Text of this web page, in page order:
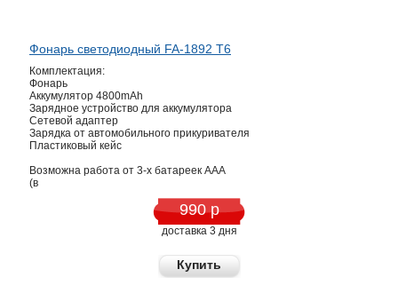
Фонарь светодиодный FA-1892 Т6
Комплектация:
Фонарь
Аккумулятор 4800mAh
Зарядное устройство для аккумулятора
Сетевой адаптер
Зарядка от автомобильного прикуривателя
Пластиковый кейс
Возможна работа от 3-х батареек ААА
(в
990 р
доставка 3 дня
Купить